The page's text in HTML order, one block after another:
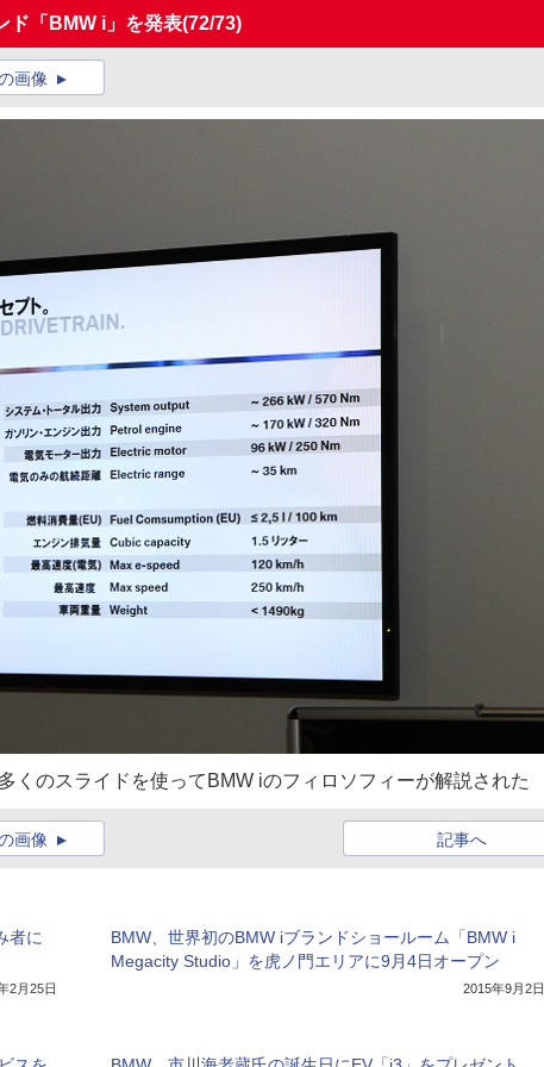
ド「BMW i」を発表(72/73)
画像
くのスライドを使ってBMW iのフィロソフィーが解説された
記事へ
画像
者に
2月25日
BMW、世界初のBMW iブランドショールーム「BMW i
Megacity Studio」を虎ノ門エリアに9月4日オープン
2015年9月2日